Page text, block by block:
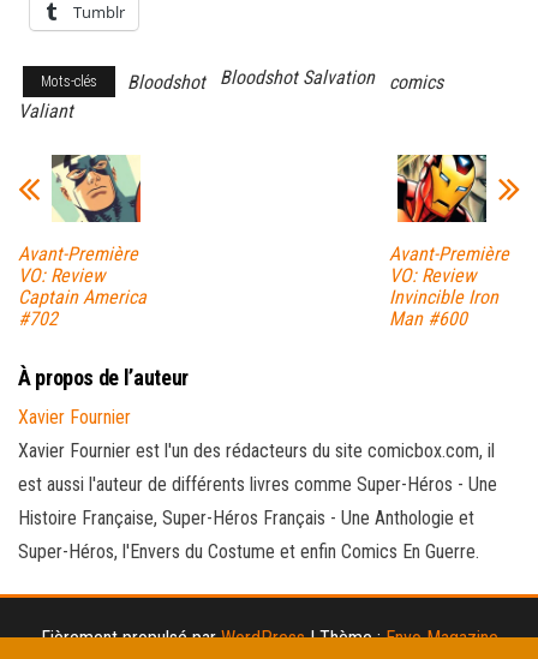
Tumblr
Mots-clés Bloodshot Bloodshot Salvation
comics
Valiant
Avant-Première
VO: Review
Captain America
#702
Avant-Première
VO: Review
Invincible Iron
Man #600
À propos de l’auteur
Xavier Fournier
Xavier Fournier est l'un des rédacteurs du site comicbox.com, il
est aussi l'auteur de différents livres comme Super-Héros - Une
Histoire Française, Super-Héros Français - Une Anthologie et
Super-Héros, l'Envers du Costume et enfin Comics En Guerre.
Fièrement propulsé parWordPress |Thème :Envo Magazine